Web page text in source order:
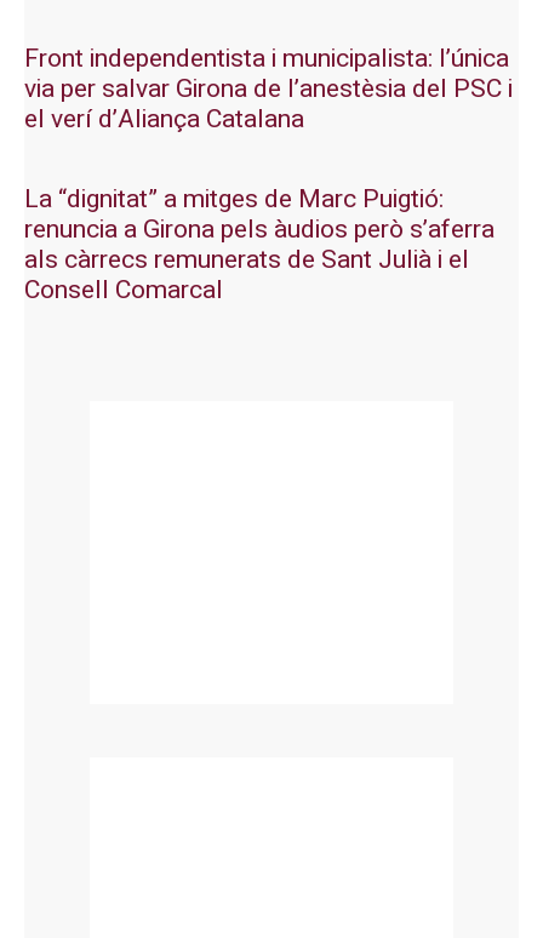
Front independentista i municipalista: l’única
via per salvar Girona de l’anestèsia del PSC i
el verí d’Aliança Catalana
La “dignitat” a mitges de Marc Puigtió:
renuncia a Girona pels àudios però s’aferra
als càrrecs remunerats de Sant Julià i el
Consell Comarcal